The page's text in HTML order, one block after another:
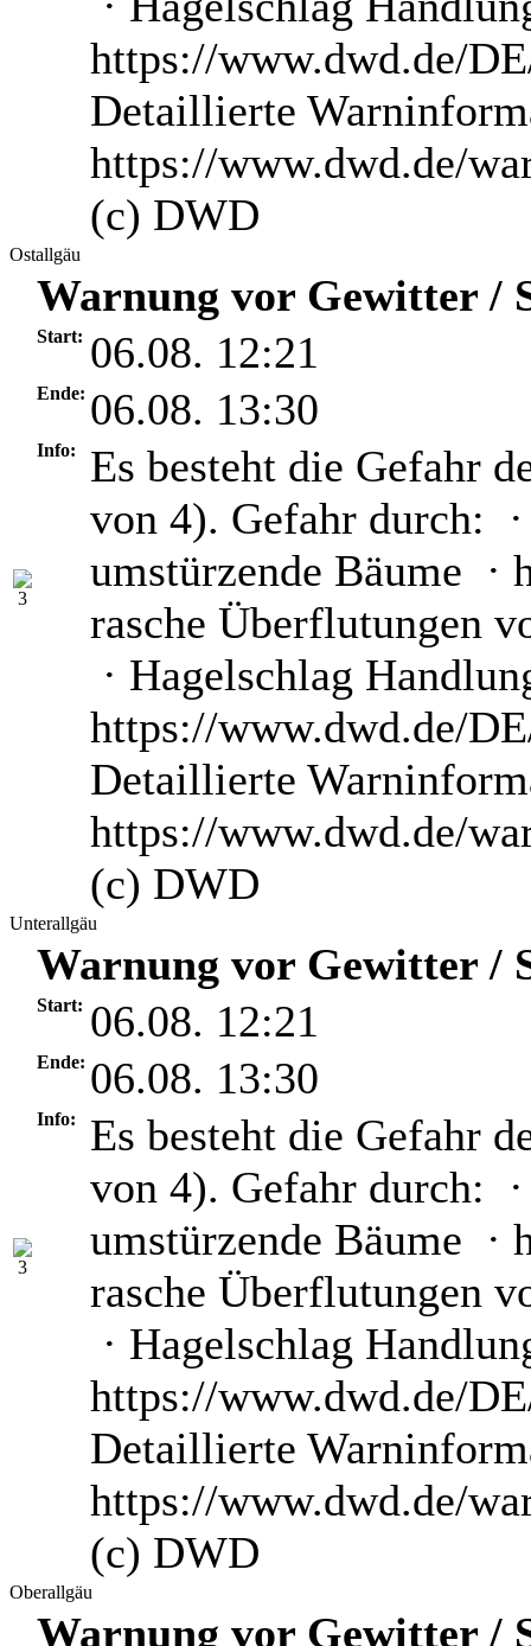
https://www.dwd.de/
Detaillierte
https://www.dwd.de/
(c) DWD
Ostallgäu
Warnung vor Gewitter /
Start: 06.08. 12:21
Ende: 06.08. 13:30
Info:
Es besteht die Gefahr
von 4). Gefahr durch:
umstürzende Bäume ·
rasche Überflutungen
· Hagelschlag
https://www.dwd.de/
Detaillierte
https://www.dwd.de/
(c) DWD
Unterallgäu
Warnung vor Gewitter /
Start: 06.08. 12:21
Ende: 06.08. 13:30
Info:
Es besteht die Gefahr
von 4). Gefahr durch:
umstürzende Bäume ·
rasche Überflutungen
· Hagelschlag
https://www.dwd.de/
Detaillierte
https://www.dwd.de/
(c) DWD
Oberallgäu
Warnung vor Gewitter /